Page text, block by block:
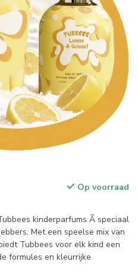
Op voorraad
kinderparfums Ã speciaal
Met een speelse mix van
Tubbees voor elk kind een
formules en kleurrijke